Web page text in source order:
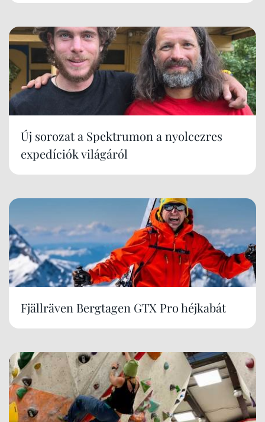
Új sorozat a Spektrumon a nyolcezres
expedíciók világáról
Fjällräven Bergtagen GTX Pro héjkabát